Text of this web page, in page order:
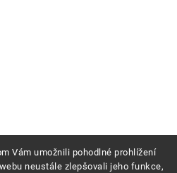
Vám umožnili pohodlné prohlížení
neustále zlepšovali jeho funkce,